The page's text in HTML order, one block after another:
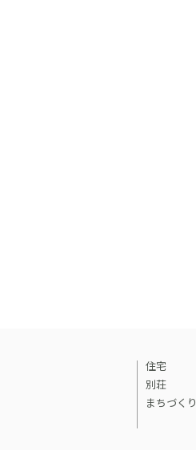
住宅
別荘
まちづくり